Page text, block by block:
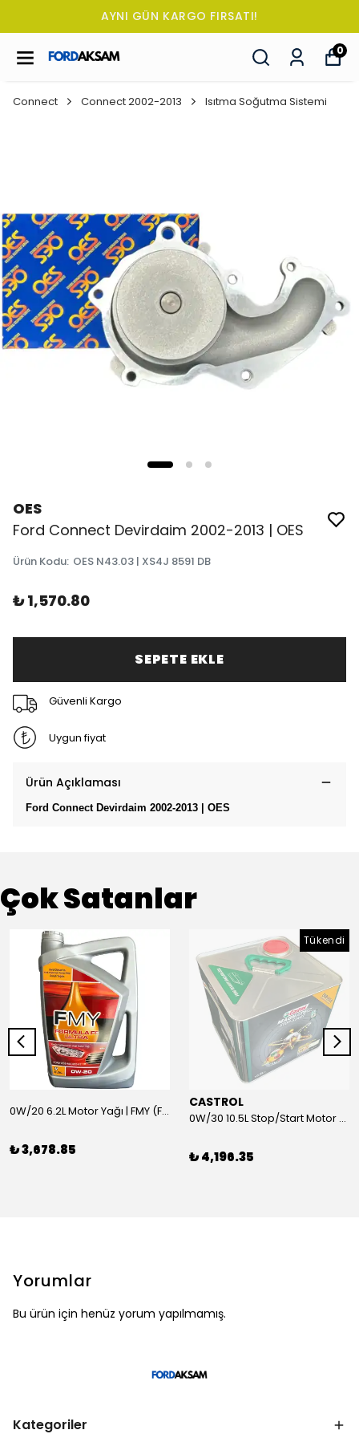
AYNI GÜN KARGO FIRSATI!
0
Connect Connect 2002-2013 Isıtma Soğutma Sistemi
OES
Ford Connect Devirdaim 2002-2013 | OES
Ürün Kodu: OES N43.03 | XS4J 8591 DB
₺ 1,570.80
SEPETE EKLE
Güvenli Kargo
Uygun fiyat
Ürün Açıklaması
Ford Connect Devirdaim 2002-2013 | OES
Çok Satanlar
0W/20 6.2L Motor Yağı | FMY (Ford Motor Yağları)
₺ 3,678.85
Tükendi
CASTROL
0W/30 10.5L Stop/Start Motor Yağı | CASTROL
₺ 4,196.35
Yorumlar
Bu ürün için henüz yorum yapılmamış.
Kategoriler